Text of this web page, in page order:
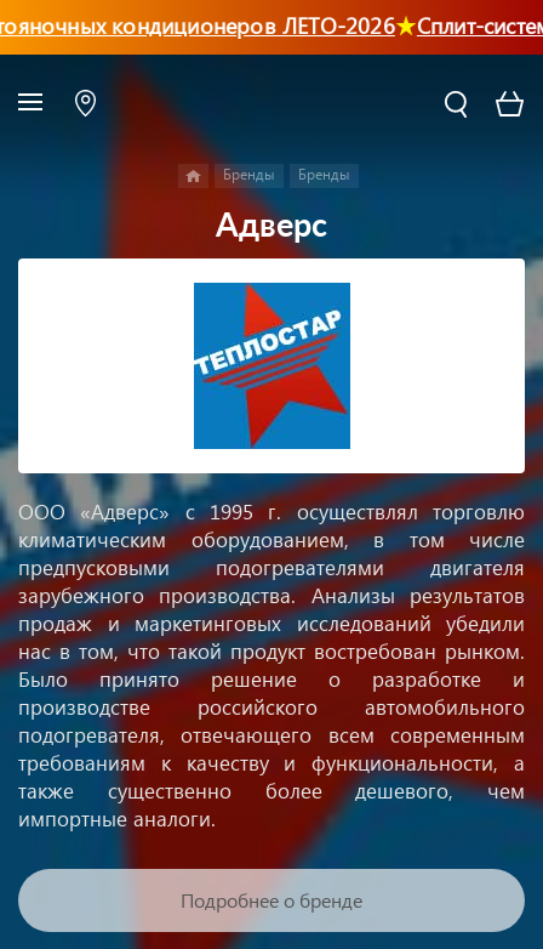
кондиционеров ЛЕТО-2026 Сплит-
Бренды Бренды
Адверс
ООО «Адверс» с 1995 г. осуществлял торговлю
климатическим оборудованием, в том числе
предпусковыми подогревателями двигателя
зарубежного производства. Анализы результатов
продаж и маркетинговых исследований убедили
нас в том, что такой продукт востребован рынком.
Было принято решение о разработке и
производстве российского автомобильного
подогревателя, отвечающего всем современным
требованиям к качеству и функциональности, а
также существенно более дешевого, чем
импортные аналоги.
Подробнее о бренде